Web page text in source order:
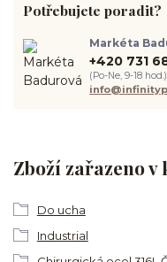
Zboží zařazeno
Do ucha
Industrial
Potřebujete poradit?
Markéta
+420 731
(Po-Ne, 9-18 hod.)